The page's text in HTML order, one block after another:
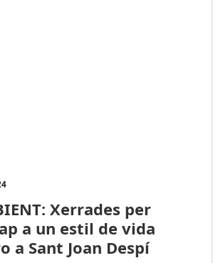
Xerrades per
a un estil de vida
a Sant Joan Despí